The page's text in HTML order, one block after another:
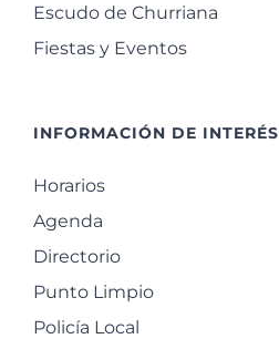
Escudo de Churriana
Fiestas y Eventos
INFORMACIÓN DE INTERÉS
Horarios
Agenda
Directorio
Punto Limpio
Policía Local